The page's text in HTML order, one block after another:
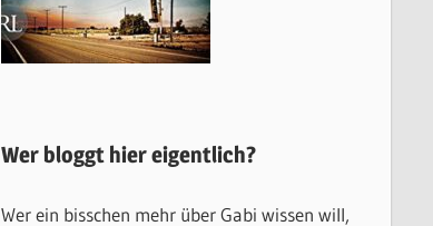
Wer bloggt hier eigentlich?
Wer ein bisschen mehr über Gabi wissen will,